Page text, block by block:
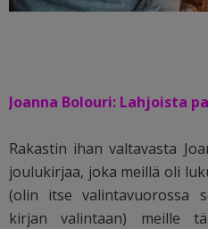
Joanna Bolouri: Lahjoista
Rakastin ihan valtavasta
joulukirjaa, joka meillä oli
(olin itse valintavuorossa
kirjan valintaan) meille